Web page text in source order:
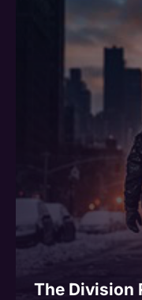
The Division